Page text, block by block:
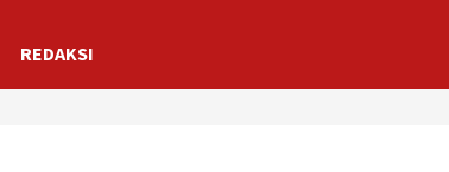
REDAKSI